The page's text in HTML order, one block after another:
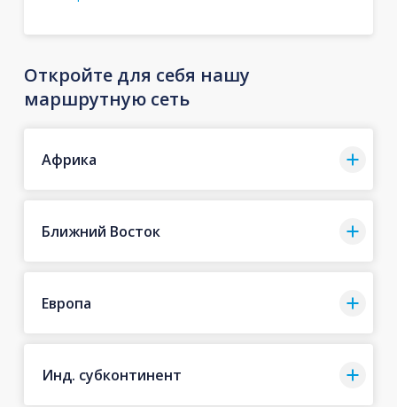
Откройте для себя нашу
маршрутную сеть
Африка
Ближний Восток
Европа
Инд. субконтинент